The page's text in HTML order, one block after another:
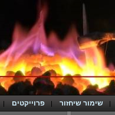
שימור שיחזור פרוייקטים